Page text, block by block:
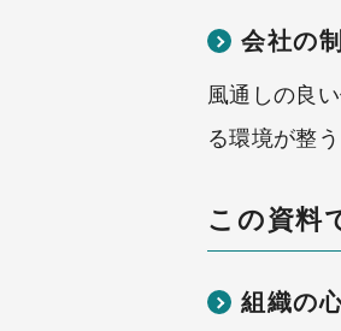
会社の
風通しの良
る環境が整う
この資料
組織の